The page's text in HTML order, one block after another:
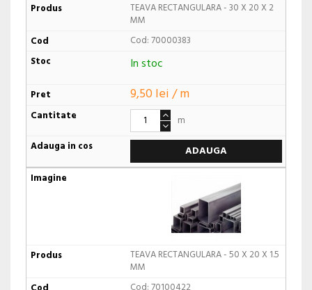
TEAVA RECTANGULARA - 30 X 20 X 2
MM
Cod: 70000383
In stoc
9,50 lei / m
m
ADAUGA
TEAVA RECTANGULARA - 50 X 20 X 1.5
MM